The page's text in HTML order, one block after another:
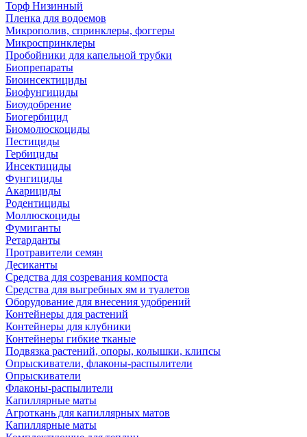
Торф Низинный
Пленка для водоемов
Микрополив, спринклеры, фоггеры
Микроспринклеры
Пробойники для капельной трубки
Биопрепараты
Биоинсектициды
Биофунгициды
Биоудобрение
Биогербицид
Биомолюскоциды
Пестициды
Гербициды
Инсектициды
Фунгициды
Акарициды
Родентициды
Моллюскоциды
Фумиганты
Ретарданты
Протравители семян
Десиканты
Средства для созревания компоста
Средства для выгребных ям и туалетов
Оборудование для внесения удобрений
Контейнеры для растений
Контейнеры для клубники
Контейнеры гибкие тканые
Подвязка растений, опоры, колышки, клипсы
Опрыскиватели, флаконы-распылители
Опрыскиватели
Флаконы-распылители
Капиллярные маты
Агроткань для капиллярных матов
Капиллярные маты